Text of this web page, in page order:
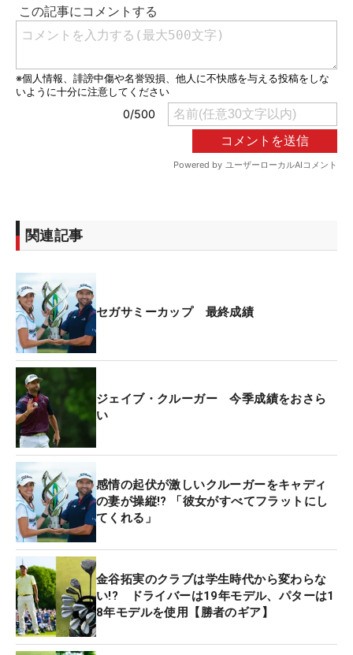
関連記事
セガサミーカップ 最終成績
ジェイブ・クルーガー 今季成績をおさら
い
感情の起伏が激しいクルーガーをキャディ
の妻が操縦!? 「彼女がすべてフラットにし
てくれる」
金谷拓実のクラブは学生時代から変わらな
い!? ドライバーは19年モデル、パターは1
8年モデルを使用【勝者のギア】